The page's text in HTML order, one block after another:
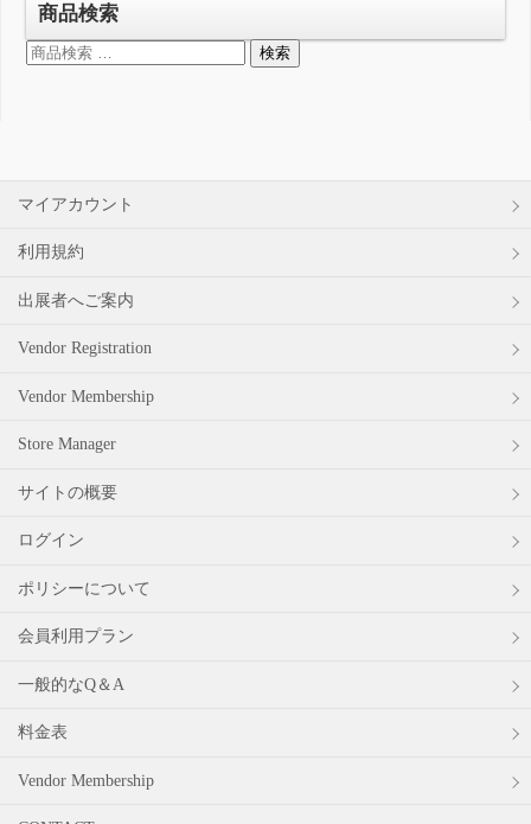
商品検索
検
検索
マイアカウント
利用規約
出展者へご案内
Vendor Registration
Vendor Membership
Store Manager
サイトの概要
ログイン
ポリシーについて
会員利用プラン
一般的なQ＆A
料金表
Vendor Membership